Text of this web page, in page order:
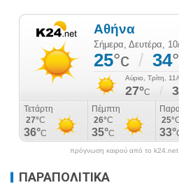
πρόγνωση καιρού από το k24.net
ΠΑΡΑΠΟΛΙΤΙΚΑ